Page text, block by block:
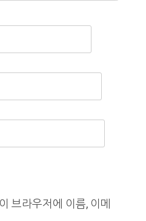
브라우저에 이름, 이메